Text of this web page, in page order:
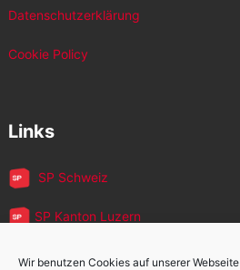
Wir benutzen Cookies auf unserer Webseite
Datenschutzerklärung
Cookie Policy
Links
SP Schweiz
SP Kanton Luzern
JUSO Luzern